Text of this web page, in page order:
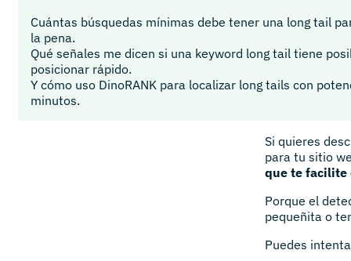
Cuántas búsquedas mínimas debe tener una long tail
la pena.
Qué señales me dicen si una keyword long tail tiene
posicionar rápido.
Y cómo uso DinoRANK para localizar long tails con
minutos.
Si quieres
para tu sitio
que te facilite
Porque el
pequeñita o
Puedes